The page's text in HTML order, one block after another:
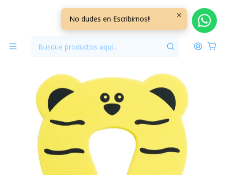
Seguridad Bebé Tope Puerta Antigolpes Tigre
No dudes en Escribirnos!!